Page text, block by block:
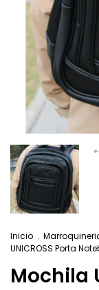
Inicio .
UNICROSS Porta
Mochila